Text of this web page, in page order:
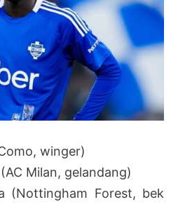
winger)
Milan, gelandang)
(Nottingham Forest, bek